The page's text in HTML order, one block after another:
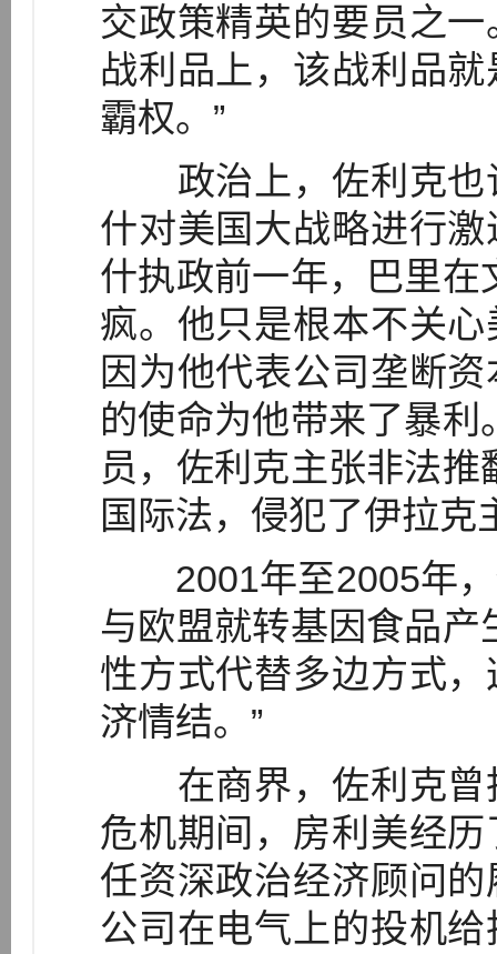
交政策精英的要员之
战利品上，该战利品
霸权。”
政治上，佐利克也
什对美国大战略进行
什执政前一年，巴里在
疯。他只是根本不关
因为他代表公司垄断
的使命为他带来了暴利
员，佐利克主张非法推
国际法，侵犯了伊拉克
2001年至2005年，
与欧盟就转基因食品产
性方式代替多边方式
济情结。”
在商界，佐利克曾
危机期间，房利美经
任资深政治经济顾问
公司在电气上的投机